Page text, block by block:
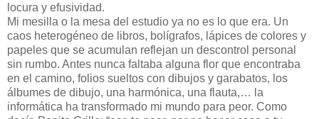
locura y efusividad.
Mi mesilla o la mesa del estudio ya no es lo que era. Un
caos heterogéneo de libros, bolígrafos, lápices de colores y
papeles que se acumulan reflejan un descontrol personal
sin rumbo. Antes nunca faltaba alguna flor que encontraba
en el camino, folios sueltos con dibujos y garabatos, los
álbumes de dibujo, una harmónica, una flauta,… la
informática ha transformado mi mundo para peor. Como